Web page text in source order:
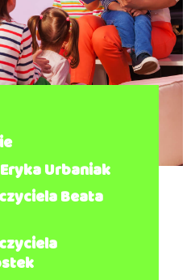
Urbaniak
Beata